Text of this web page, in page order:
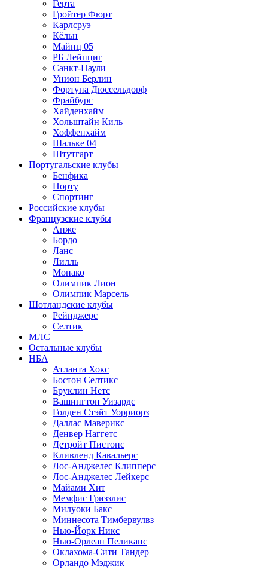
Герта
Гройтер Фюрт
Карлсруэ
Кёльн
Майнц 05
РБ Лейпциг
Санкт-Паули
Унион Берлин
Фортуна Дюссельдорф
Фрайбург
Хайденхайм
Хольштайн Киль
Хоффенхайм
Шальке 04
Штутгарт
Португальские клубы
Бенфика
Порту
Спортинг
Российские клубы
Французские клубы
Анже
Бордо
Ланс
Лилль
Монако
Олимпик Лион
Олимпик Марсель
Шотландские клубы
Рейнджерс
Селтик
МЛС
Остальные клубы
НБА
Атланта Хокс
Бостон Селтикс
Бруклин Нетс
Вашингтон Уизардс
Голден Стэйт Уорриорз
Даллас Маверикс
Денвер Наггетс
Детройт Пистонс
Кливленд Кавальерс
Лос-Анджелес Клипперс
Лос-Анджелес Лейкерс
Майами Хит
Мемфис Гриззлис
Милуоки Бакс
Миннесота Тимбервулвз
Нью-Йорк Никс
Нью-Орлеан Пеликанс
Оклахома-Сити Тандер
Орландо Мэджик